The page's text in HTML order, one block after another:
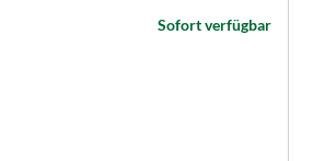
Sofort verfügbar